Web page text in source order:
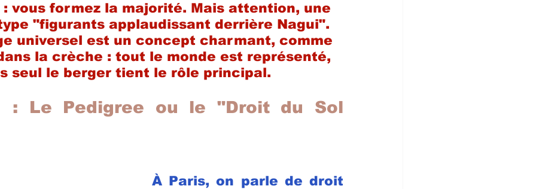
vous formez la majorité. Mais attention, une
"figurants applaudissant derrière Nagui".
universel est un concept charmant, comme
la crèche : tout le monde est représenté,
seul le berger tient le rôle principal.
: Le Pedigree ou le "Droit du Sol
À Paris, on parle de droit